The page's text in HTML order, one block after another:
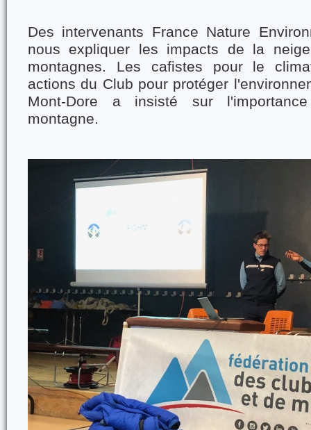
Des intervenants France Nature
nous expliquer les impacts de la
montagnes. Les cafistes pour le
actions du Club pour protéger
Mont-Dore a insisté sur
montagne.